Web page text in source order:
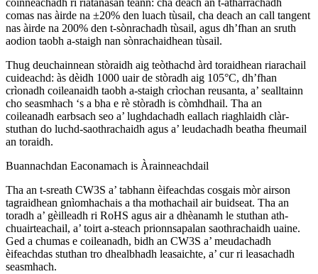
coinneachadh ri riatanasan teann: cha deach an t-atharrachadh
comas nas àirde na ±20% den luach tùsail, cha deach an call tangent
nas àirde na 200% den t-sònrachadh tùsail, agus dh’fhan an sruth
aodion taobh a-staigh nan sònrachaidhean tùsail.
Thug deuchainnean stòraidh aig teòthachd àrd toraidhean riarachail
cuideachd: às dèidh 1000 uair de stòradh aig 105°C, dh’fhan
crìonadh coileanaidh taobh a-staigh crìochan reusanta, a’ sealltainn
cho seasmhach ‘s a bha e rè stòradh is còmhdhail. Tha an
coileanadh earbsach seo a’ lughdachadh eallach riaghlaidh clàr-
stuthan do luchd-saothrachaidh agus a’ leudachadh beatha fheumail
an toraidh.
Buannachdan Eaconamach is Àrainneachdail
Tha an t-sreath CW3S a’ tabhann èifeachdas cosgais mòr airson
tagraidhean gnìomhachais a tha mothachail air buidseat. Tha an
toradh a’ gèilleadh ri RoHS agus air a dhèanamh le stuthan ath-
chuairteachail, a’ toirt a-steach prionnsapalan saothrachaidh uaine.
Ged a chumas e coileanadh, bidh an CW3S a’ meudachadh
èifeachdas stuthan tro dhealbhadh leasaichte, a’ cur ri leasachadh
seasmhach.